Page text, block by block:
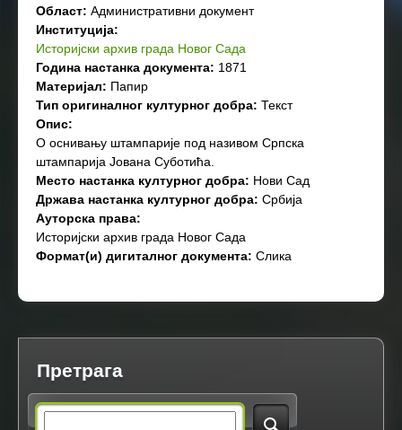
Област: Административни документ
Институција:
Историјски архив града Новог Сада
Година настанка документа: 1871
Материјал: Папир
Тип оригиналног културног добра: Текст
Опис:
O оснивању штампарије под називом Српска
штампарија Јована Суботића.
Место настанка културног добра: Нови Сад
Држава настанка културног добра: Србија
Ауторска права:
Историјски архив града Новог Сада
Формат(и) дигиталног документа: Слика
Претрага